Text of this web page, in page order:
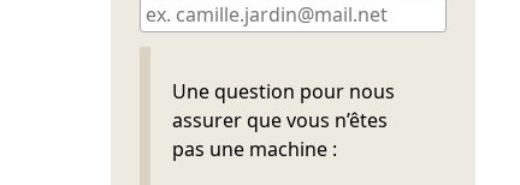
Une question pour nous
assurer que vous n’êtes
pas une machine :
Ne pas remplir